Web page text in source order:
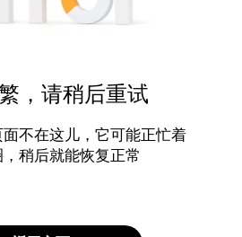
，请稍后重试
不在这儿，它可能正忙着
稍后就能恢复正常